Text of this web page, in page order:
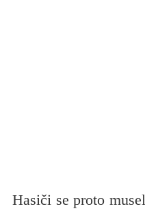
Hasiči se proto